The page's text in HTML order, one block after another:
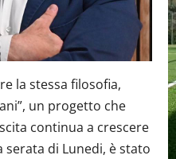
la stessa filosofia,
un progetto che
continua a crescere
di Lunedi, è stato